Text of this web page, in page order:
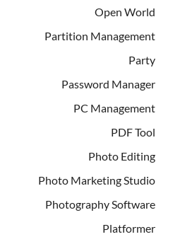
Open World
Partition Management
Party
Password Manager
PC Management
PDF Tool
Photo Editing
Photo Marketing Studio
Photography Software
Platformer